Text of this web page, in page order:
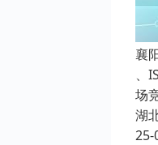
襄
、
场
湖
25-